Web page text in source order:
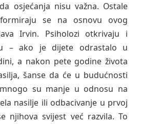
osjećanja nisu važna. Ostale
se na osnovu ovog
Irvin. Psiholozi otkrivaju i
– ako je dijete odrastalo u
a nakon pete godine života
šanse da će u budućnosti
su manje u odnosu na
nasilje ili odbacivanje u prvoj
njihova svijest već razvila. To